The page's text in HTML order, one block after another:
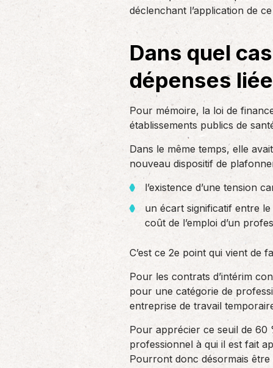
un nouvel associé…
de
Accompagnement des
En tant qu’employeur, vous êtes soumis
à des obligations et à une légalisation
déclenchant l’application de
Dans quel
dépenses
Pour mémoire, la loi de
établissements publics de
Dans le même temps, elle
nouveau dispositif de
l’existence d’une tension
un écart significatif entre
coût de l’emploi d’un
C’est ce 2e point qui vient de
Pour les contrats d’intérim
pour une catégorie de
entreprise de travail
Pour apprécier ce seuil de
professionnel à qui il est fait
Pourront donc désormais être